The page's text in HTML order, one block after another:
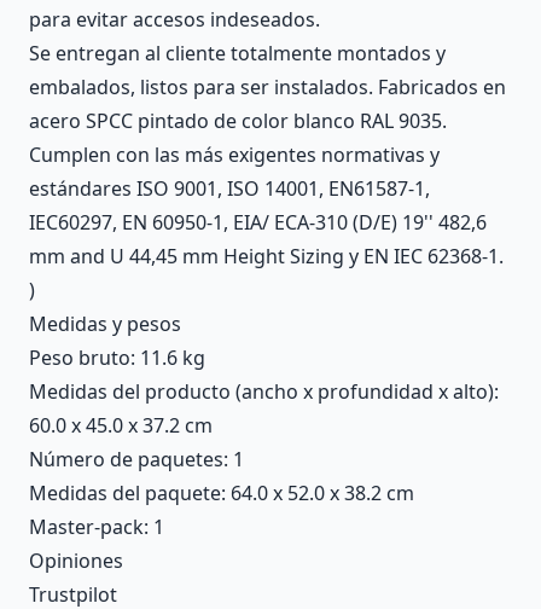
para evitar accesos indeseados.
Se entregan al cliente totalmente montados y
embalados, listos para ser instalados. Fabricados en
acero SPCC pintado de color blanco RAL 9035.
Cumplen con las más exigentes normativas y
estándares ISO 9001, ISO 14001, EN61587-1,
IEC60297, EN 60950-1, EIA/ ECA-310 (D/E) 19'' 482,6
mm and U 44,45 mm Height Sizing y EN IEC 62368-1.
)
Medidas y pesos
Peso bruto: 11.6 kg
Medidas del producto (ancho x profundidad x alto):
60.0 x 45.0 x 37.2 cm
Número de paquetes: 1
Medidas del paquete: 64.0 x 52.0 x 38.2 cm
Master-pack: 1
Opiniones
Trustpilot